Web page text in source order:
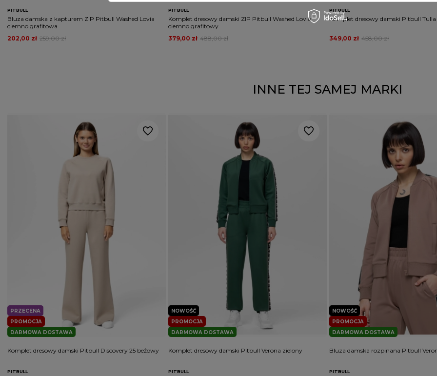
PITBULL
Bluza damska z kapturem ZIP Pitbull Washed Lovia
ciemno grafitowa
259,00 zł
202,00 zł
PITBULL
Komplet dresowy damski ZIP Pitbull Washed Lovia
ciemno grafitowy
488,00 zł
379,00 zł
PITBULL
Komplet dresowy damski Pitbull Tulla
458,00 zł
349,00 zł
INNE TEJ SAMEJ MARKI
PROMOCJA
PRZECENA
DARMOWA DOSTAWA
Komplet dresowy damski Pitbull Discovery 25 beżowy
PITBULL
PROMOCJA
NOWOŚĆ
DARMOWA DOSTAWA
Komplet dresowy damski Pitbull Verona zielony
PITBULL
PROMOCJA
NOWOŚĆ
DARMOWA DOSTAWA
Bluza damska rozpinana Pitbull
PITBULL